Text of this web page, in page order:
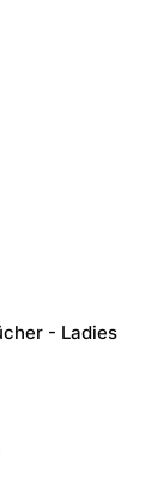
- Ladies